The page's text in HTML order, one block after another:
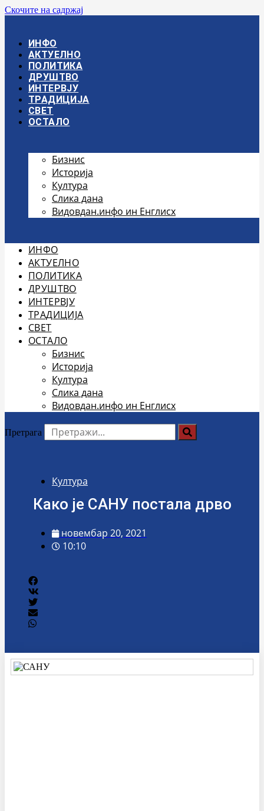
Скочите на садржај
ИНФО
АКТУЕЛНО
ПОЛИТИКА
ДРУШТВО
ИНТЕРВЈУ
ТРАДИЦИЈА
СВЕТ
ОСТАЛО
Бизнис
Историја
Култура
Слика дана
Видовдан.инфо ин Енглисх
ИНФО
АКТУЕЛНО
ПОЛИТИКА
ДРУШТВО
ИНТЕРВЈУ
ТРАДИЦИЈА
СВЕТ
ОСТАЛО
Бизнис
Историја
Култура
Слика дана
Видовдан.инфо ин Енглисх
Претрага
Култура
Како је САНУ постала дрво
новембар 20, 2021
10:10